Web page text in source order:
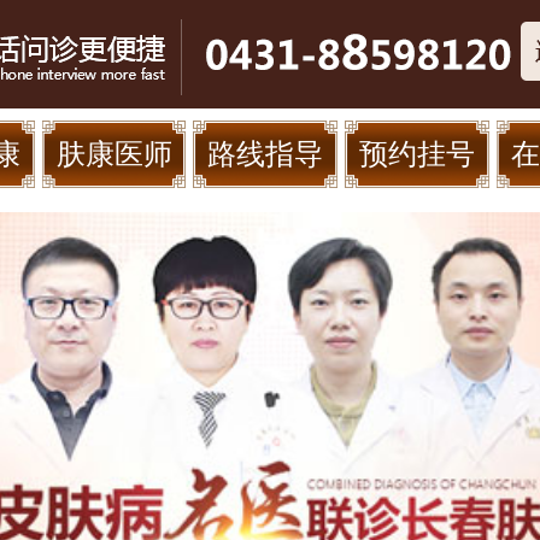
肤康医师 路线指导 预约挂号